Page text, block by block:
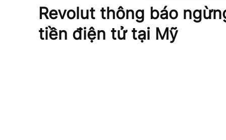
Revolut thông báo
tiền điện tử tại Mỹ